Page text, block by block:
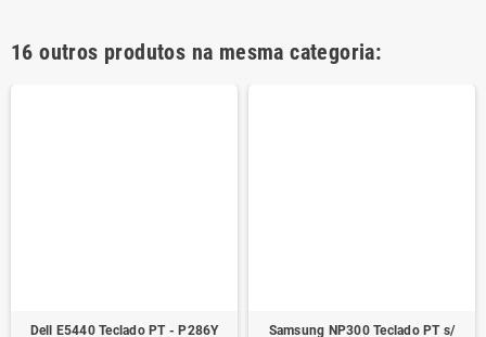
16 outros produtos na mesma categoria:
Dell E5440 Teclado PT - P286Y
Samsung NP300 Teclado PT s/